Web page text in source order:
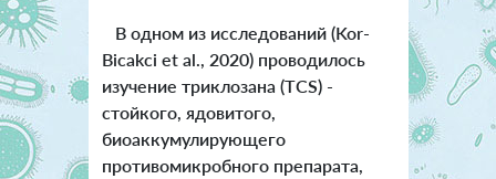
В одном из исследований (Kor-
Bicakci et al., 2020) проводилось
изучение триклозана (TCS) -
стойкого, ядовитого,
биоаккумулирующего
противомикробного препарата,